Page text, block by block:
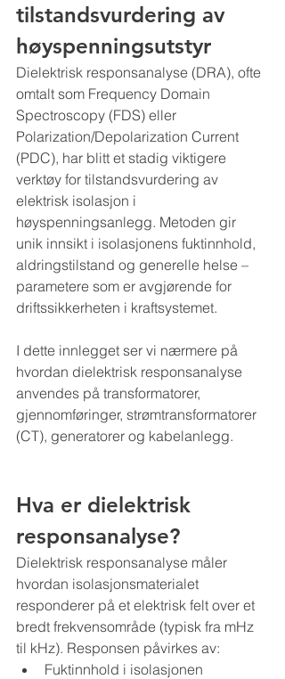
tilstandsvurdering av
høyspenningsutstyr
Dielektrisk responsanalyse (DRA), ofte
omtalt som Frequency Domain
Spectroscopy (FDS) eller
Polarization/Depolarization Current
(PDC), har blitt et stadig viktigere
verktøy for tilstandsvurdering av
elektrisk isolasjon i
høyspenningsanlegg. Metoden gir
unik innsikt i isolasjonens fuktinnhold,
aldringstilstand og generelle helse –
parametere som er avgjørende for
driftssikkerheten i kraftsystemet.
I dette innlegget ser vi nærmere på
hvordan dielektrisk responsanalyse
anvendes på transformatorer,
gjennomføringer, strømtransformatorer
(CT), generatorer og kabelanlegg.
Hva er dielektrisk
responsanalyse?
Dielektrisk responsanalyse måler
hvordan isolasjonsmaterialet
responderer på et elektrisk felt over et
bredt frekvensområde (typisk fra mHz
til kHz). Responsen påvirkes av:
Fuktinnhold i isolasjonen